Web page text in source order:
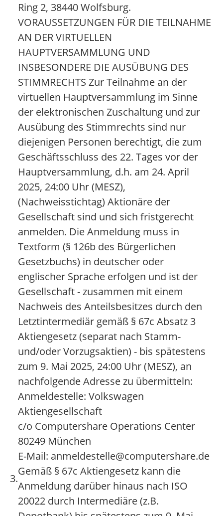
Ring 2, 38440 Wolfsburg.
3.
VORAUSSETZUNGEN FÜR DIE TEILNAHME
AN DER VIRTUELLEN
HAUPTVERSAMMLUNG UND
INSBESONDERE DIE AUSÜBUNG DES
STIMMRECHTS Zur Teilnahme an der
virtuellen Hauptversammlung im Sinne
der elektronischen Zuschaltung und zur
Ausübung des Stimmrechts sind nur
diejenigen Personen berechtigt, die zum
Geschäftsschluss des 22. Tages vor der
Hauptversammlung, d.h. am 24. April
2025, 24:00 Uhr (MESZ),
(Nachweisstichtag) Aktionäre der
Gesellschaft sind und sich fristgerecht
anmelden. Die Anmeldung muss in
Textform (§ 126b des Bürgerlichen
Gesetzbuchs) in deutscher oder
englischer Sprache erfolgen und ist der
Gesellschaft - zusammen mit einem
Nachweis des Anteilsbesitzes durch den
Letztintermediär gemäß § 67c Absatz 3
Aktiengesetz (separat nach Stamm-
und/oder Vorzugsaktien) - bis spätestens
zum 9. Mai 2025, 24:00 Uhr (MESZ), an
nachfolgende Adresse zu übermitteln:
Anmeldestelle: Volkswagen
Aktiengesellschaft
c/o Computershare Operations Center
80249 München
E-Mail: anmeldestelle@computershare.de
Gemäß § 67c Aktiengesetz kann die
Anmeldung darüber hinaus nach ISO
20022 durch Intermediäre (z.B.